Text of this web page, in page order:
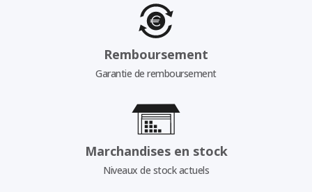
Remboursement
Garantie de remboursement
Marchandises en stock
Niveaux de stock actuels